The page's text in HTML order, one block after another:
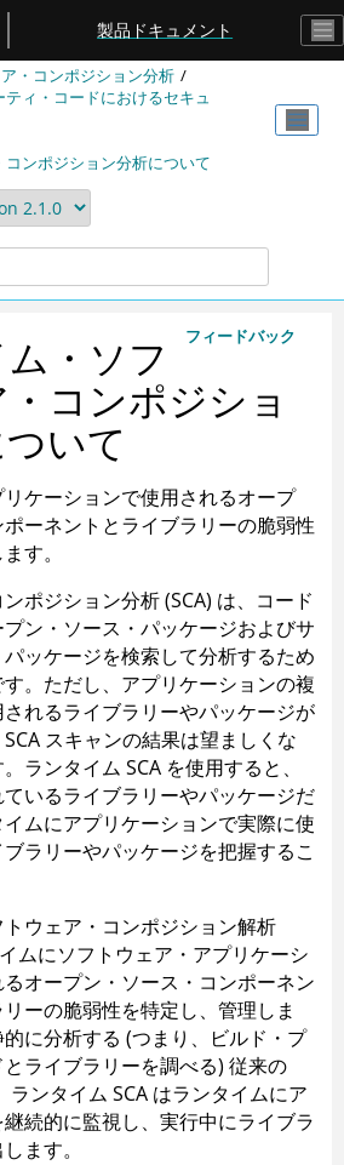
製品ドキュメント
・コンポジション分析
ィ・コードにおけるセキュ
ンポジション分析について
フィードバック
・ソフ
・コンポジショ
いて
ケーションで使用されるオープ
ーネントとライブラリーの脆弱性
す。
ポジション分析 (SCA) は、コード
ン・ソース・パッケージおよびサ
ッケージを検索して分析するため
。ただし、アプリケーションの複
れるライブラリーやパッケージが
スキャンの結果は望ましくな
ランタイム SCA を使用すると、
いるライブラリーやパッケージだ
ムにアプリケーションで実際に使
ラリーやパッケージを把握するこ
ウェア・コンポジション解析
ムにソフトウェア・アプリケーシ
オープン・ソース・コンポーネン
ーの脆弱性を特定し、管理しま
に分析する (つまり、ビルド・プ
ライブラリーを調べる) 従来の
ランタイム SCA はランタイムにア
続的に監視し、実行中にライブラ
ます。